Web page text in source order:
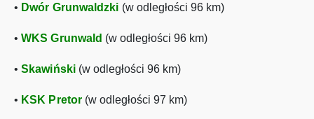
• Dwór Grunwaldzki (w odległości 96 km)
• WKS Grunwald (w odległości 96 km)
• Skawiński(w odległości 96 km)
• KSK Pretor (w odległości 97 km)